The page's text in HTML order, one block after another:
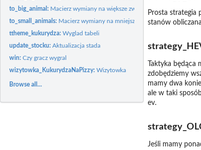
to_big_animal: Macierz wymiany na większe zwierzę
to_small_animals: Macierz wymiany na mniejsze zwierzęta
ttheme_kukurydza:Wyglad tabeli
update_stocku:Aktualizacja stada
win:Czy gracz wygral
wizytowka_KukurydzaNaPizzy:Wizytowka
Browse all...
Prosta strategia
stanów
Taktyka
zdobędziemy
mamy dwa
ale w taki
ev.
Jeśli mamy